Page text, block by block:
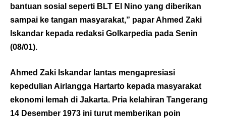
bantuan sosial seperti BLT El Nino yang diberikan
sampai ke tangan masyarakat,” papar Ahmed Zaki
Iskandar kepada redaksi Golkarpedia pada Senin
(08/01).
Ahmed Zaki Iskandar lantas mengapresiasi
kepedulian Airlangga Hartarto kepada masyarakat
ekonomi lemah di Jakarta. Pria kelahiran Tangerang
14 Desember 1973 ini turut memberikan poin